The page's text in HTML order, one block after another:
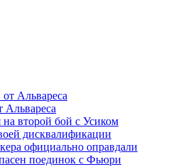
на второй бой с Усиком
дисквалификации
официально оправдали
поединок с Фьюри